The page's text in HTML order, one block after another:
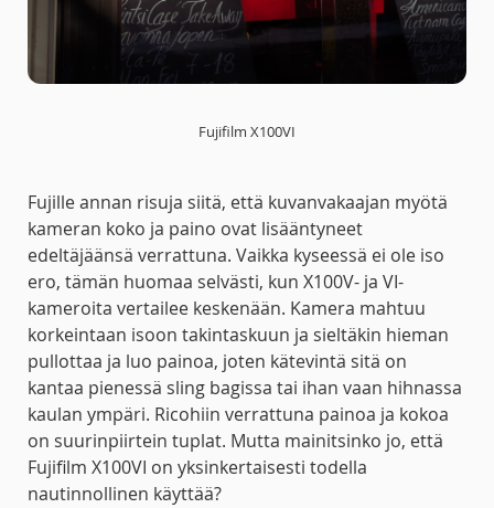
Fujifilm X100VI
Fujille annan risuja siitä, että kuvanvakaajan myötä
kameran koko ja paino ovat lisääntyneet
edeltäjäänsä verrattuna. Vaikka kyseessä ei ole iso
ero, tämän huomaa selvästi, kun X100V- ja VI-
kameroita vertailee keskenään. Kamera mahtuu
korkeintaan isoon takintaskuun ja sieltäkin hieman
pullottaa ja luo painoa, joten kätevintä sitä on
kantaa pienessä sling bagissa tai ihan vaan hihnassa
kaulan ympäri. Ricohiin verrattuna painoa ja kokoa
on suurinpiirtein tuplat. Mutta mainitsinko jo, että
Fujifilm X100VI on yksinkertaisesti todella
nautinnollinen käyttää?